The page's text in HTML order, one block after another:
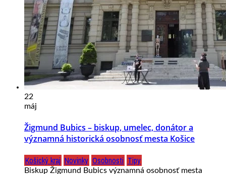
22
máj
Žigmund Bubics – biskup, umelec, donátor a
významná historická osobnosť mesta Košice
Košický kraj Novinky Osobnosti Tipy
Biskup Žigmund Bubics významná osobnosť mesta